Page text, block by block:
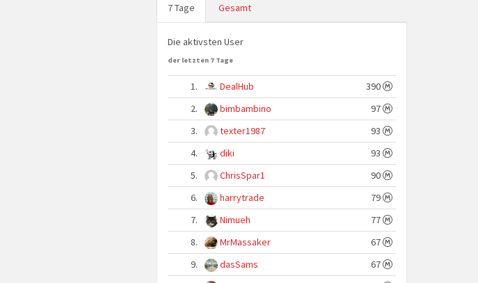
7 Tage Gesamt
Die aktivsten User
der letzten 7 Tage
1. DealHub
390
2.
bimbambino
97
3.
texter1987
93
4.
diki
93
5.
ChrisSpar1
90
6.
harrytrade
79
7.
Nimueh
77
8.
MrMassaker
67
9.
dasSams
67